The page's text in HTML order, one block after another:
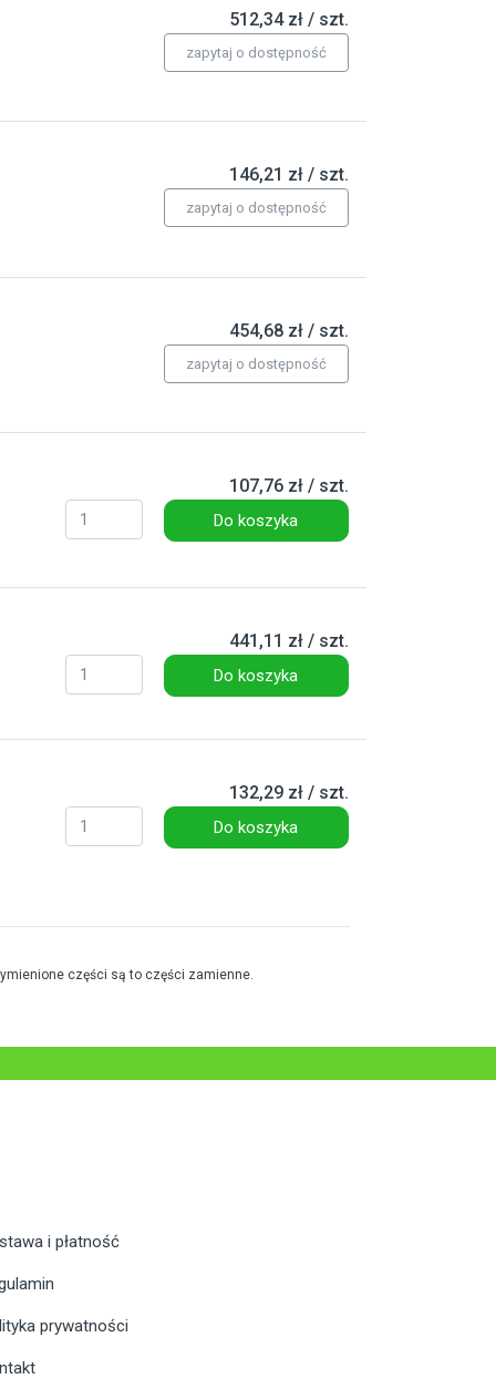
512,34 zł / szt.
zapytaj o dostępność
146,21 zł / szt.
zapytaj o dostępność
454,68 zł / szt.
zapytaj o dostępność
107,76 zł / szt.
Do koszyka
441,11 zł / szt.
Do koszyka
132,29 zł / szt.
Do koszyka
części są to części zamienne.
i płatność
prywatności